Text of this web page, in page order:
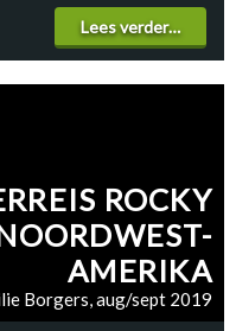
Lees verder…
ROCKY
AMERIKA
Borgers, aug/sept 2019